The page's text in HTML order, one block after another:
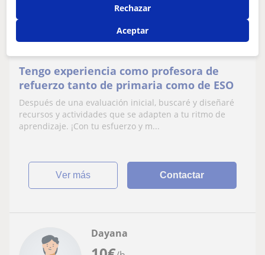
ESO
Tengo experiencia como profesora de
refuerzo tanto de primaria como de ESO
Después de una evaluación inicial, buscaré y diseñaré
recursos y actividades que se adapten a tu ritmo de
aprendizaje. ¡Con tu esfuerzo y m...
ver más Contactar
Dayana
Rechazar
Aceptar